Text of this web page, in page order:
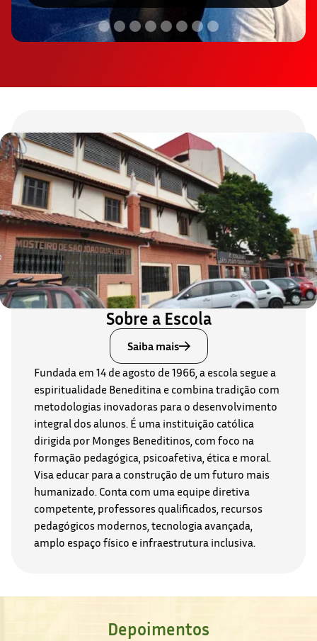
Sobre a Escola
Saiba mais
Fundada em 14 de agosto de 1966, a escola segue a
espiritualidade Beneditina e combina tradição com
metodologias inovadoras para o desenvolvimento
integral dos alunos. É uma instituição católica
dirigida por Monges Beneditinos, com foco na
formação pedagógica, psicoafetiva, ética e moral.
Visa educar para a construção de um futuro mais
humanizado. Conta com uma equipe diretiva
competente, professores qualificados, recursos
pedagógicos modernos, tecnologia avançada,
amplo espaço físico e infraestrutura inclusiva.
Depoimentos